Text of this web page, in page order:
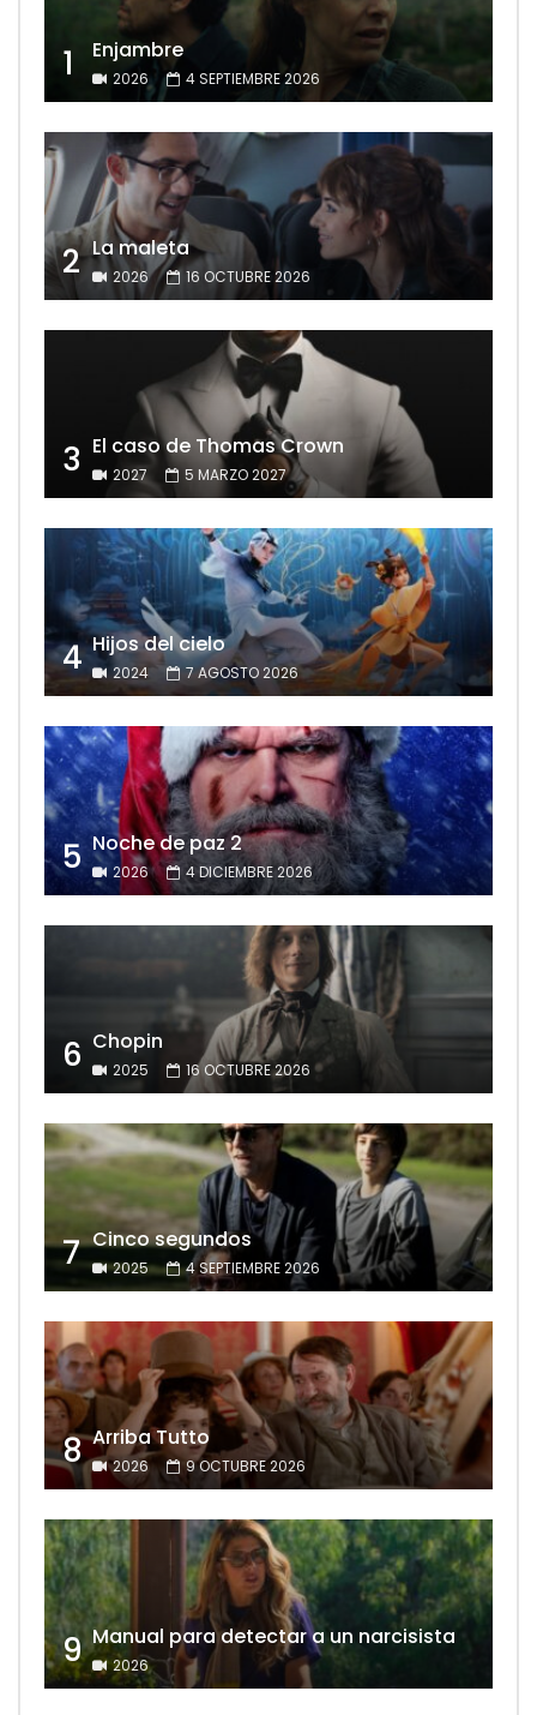
1 Enjambre
2026 4 SEPTIEMBRE 2026
2 La maleta
2026 16 OCTUBRE 2026
3 El caso de Thomas Crown
2027 5 MARZO 2027
4 Hijos del cielo
2024 7 AGOSTO 2026
5 Noche de paz 2
2026 4 DICIEMBRE 2026
6 Chopin
2025 16 OCTUBRE 2026
7 Cinco segundos
2025 4 SEPTIEMBRE 2026
8 Arriba Tutto
2026 9 OCTUBRE 2026
9 Manual para detectar a un narcisista
2026